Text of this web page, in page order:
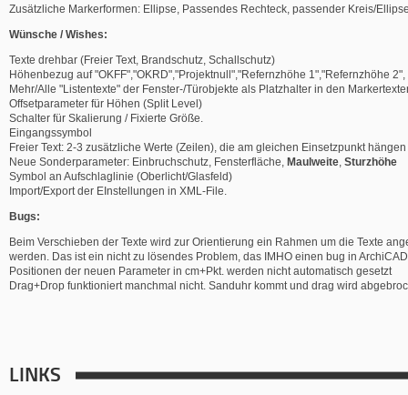
Zusätzliche Markerformen: Ellipse, Passendes Rechteck, passender Kreis/
Wünsche / Wishes:
Texte drehbar (Freier Text, Brandschutz, Schallschutz)
Höhenbezug auf "OKFF","OKRD","Projektnull","Refernzhöhe 1","Refernzhöhe
Mehr/Alle "Listentexte" der Fenster-/Türobjekte als Platzhalter in den
Offsetparameter für Höhen (Split Level)
Schalter für Skalierung / Fixierte Größe.
Eingangssymbol
Freier Text: 2-3 zusätzliche Werte (Zeilen), die am gleichen Einsetzpunkt hängen
Neue Sonderparameter: Einbruchschutz, Fensterfläche, Maulweite, Sturzhöhe
Symbol an Aufschlaglinie (Oberlicht/Glasfeld)
Import/Export der EInstellungen in XML-File.
Bugs:
Beim Verschieben der Texte wird zur Orientierung ein Rahmen um die Texte
werden. Das ist ein nicht zu lösendes Problem, das IMHO einen bug in
Positionen der neuen Parameter in cm+Pkt. werden nicht automatisch gesetzt
Drag+Drop funktioniert manchmal nicht. Sanduhr kommt und drag wird
LINKS